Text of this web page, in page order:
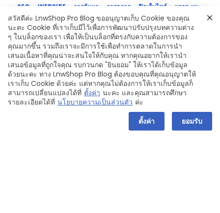
SEO WEBSITE การค้นหา การตลาด ปิดเว็บไซต์
ผลกระทบ
หน้าเว็บไซต์ถูกปิด
Leave a Comment
สวัสดีค่ะ LnwShop Pro Blog ขออนุญาตเก็บ Cookie ของคุณ
นะคะ Cookie ที่เราเก็บมีไว้เพื่อการพัฒนาปรับปรุงบทความต่าง
ๆ ในบล็อกของเรา เพื่อให้เป็นบล็อกที่ตรงกับความต้องการของ
คุณมากขึ้น รวมถึงเราจะมีการใช้เพื่อทำการตลาดในการนำ
เสนอเนื้อหาที่คุณน่าจะสนใจให้กับคุณ หากคุณอยากให้เรานำ
เสนอข้อมูลที่ถูกใจคุณ รบกวนกด "ยินยอม" ให้เราได้เก็บข้อมูล
ด้วยนะคะ ทาง LnwShop Pro Blog ต้องขอบคุณที่คุณอนุญาตให้
เราเก็บ Cookie ด้วยค่ะ แต่หากคุณไม่ต้องการให้เราเก็บข้อมูลก็
สามารถเปลี่ยนแปลงได้ที่ ตั้งค่า นะคะ และคุณสามารถศึกษา
รายละเอียดได้ที่ นโยบายความเป็นส่วนตัว ค่ะ
ตั้งค่า
ยอมรับ